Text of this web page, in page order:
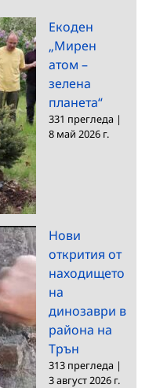
Екоден
„Мирен
атом –
зелена
планета“
331 прегледа |
8 май 2026 г.
Нови
открития от
находището
на
динозаври в
района на
Трън
313 прегледа |
3 август 2026 г.